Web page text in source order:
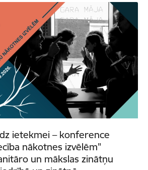
ietekmei – konference
nākotnes izvēlēm"
un mākslas zinātņu